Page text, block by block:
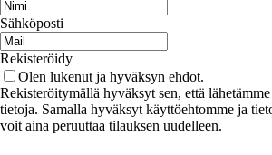
Sähköposti
Rekisteröidy
Olen lukenut ja hyväksyn ehdot.
Rekisteröitymällä hyväksyt sen, että
tietoja. Samalla hyväksyt käyttöehtomme ja
voit aina peruuttaa tilauksen uudelleen.